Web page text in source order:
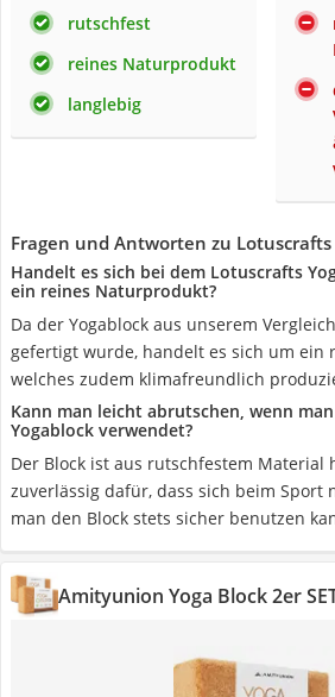
rutschfest
reines Naturprodukt
langlebig
Fragen und Antworten zu Lotuscrafts
Handelt es sich bei dem Lotuscrafts
ein reines Naturprodukt?
Da der Yogablock aus unserem
gefertigt wurde, handelt es sich um ein
welches zudem klimafreundlich
Kann man leicht abrutschen, wenn
Yogablock verwendet?
Der Block ist aus rutschfestem Material
zuverlässig dafür, dass sich beim Sport
man den Block stets sicher benutzen
Amityunion Yoga Block 2er